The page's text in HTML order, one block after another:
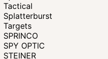
Tactical
Splatterburst
Targets
SPRINCO
SPY OPTIC
STEINER